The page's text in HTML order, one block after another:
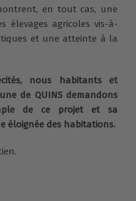
en tout cas, une
élevages agricoles vis-à-
et une atteinte à la
nous habitants et
de QUINS demandons
de ce projet et sa
éloignée des habitations.